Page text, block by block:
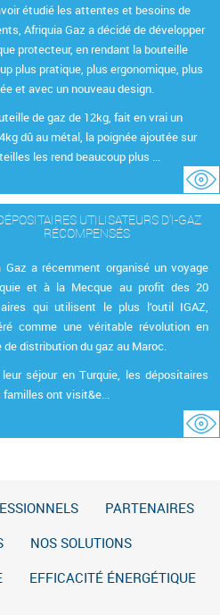
étudié les attentes et besoins de
Afriquia Gaz a décidé de développer
protecteur, en rendant la bouteille
plus pratique, plus ergonomique, plus
et avec un nouveau design.
de gaz de 12kg, fait en vrai un
dû au métal, la poignée ajoutée sur
les rend beaucoup plus ...
UTILISATEURS D’I-GAZ
RÉCOMPENSÉS
Gaz a récemment organisé un voyage
et à la Mecque au profit des 20
qui utilisent le plus l’outil IGAZ,
comme une véritable révolution en
de distribution du gaz au Maroc.
séjour en Turquie, les dépositaires
ont visit&e...
PARTENAIRES
NOS SOLUTIONS
EFFICACITÉ ÉNERGÉTIQUE